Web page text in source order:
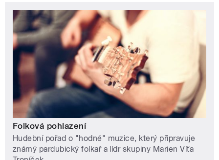
Folková pohlazení
Hudební pořad o "hodné" muzice, který připravuje
známý pardubický folkař a lídr skupiny Marien Víťa